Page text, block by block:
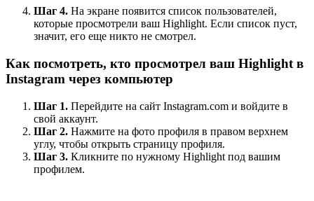
Шаг 4. На экране появится список пользователей,
которые просмотрели ваш Highlight. Если список пуст,
значит, его еще никто не смотрел.
Как посмотреть, кто просмотрел ваш Highlight в
Instagram через компьютер
Шаг 1. Перейдите на сайт Instagram.com и войдите в
свой аккаунт.
Шаг 2. Нажмите на фото профиля в правом верхнем
углу, чтобы открыть страницу профиля.
Шаг 3. Кликните по нужному Highlight под вашим
профилем.